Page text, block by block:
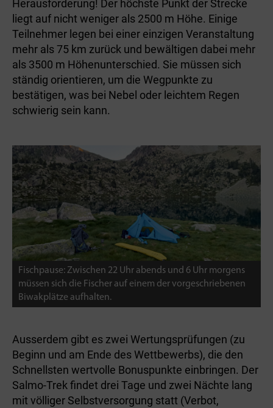
Herausforderung! Der höchste Punkt der Strecke
liegt auf nicht weniger als 2500 m Höhe. Einige
Teilnehmer legen bei einer einzigen Veranstaltung
mehr als 75 km zurück und bewältigen dabei mehr
als 3500 m Höhenunterschied. Sie müssen sich
ständig orientieren, um die Wegpunkte zu
bestätigen, was bei Nebel oder leichtem Regen
schwierig sein kann.
Fischpause: Zwischen 22 Uhr abends und 6 Uhr morgens
müssen sich die Fischer auf einem der vorgeschriebenen
Biwakplätze aufhalten.
Ausserdem gibt es zwei Wertungsprüfungen (zu
Beginn und am Ende des Wettbewerbs), die den
Schnellsten wertvolle Bonuspunkte einbringen. Der
Salmo-Trek findet drei Tage und zwei Nächte lang
mit völliger Selbstversorgung statt (Verbot,